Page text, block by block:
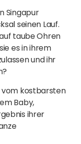
Singapur
seinen Lauf.
taube Ohren
es in ihrem
und ihr
vom kostbarsten
Baby,
ihrer